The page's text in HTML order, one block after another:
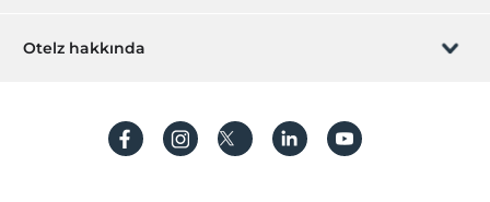
Sıkça sorulan sorular
Hesap oluştur
Hemen tesisinizi ekleyin
Otelz hakkında